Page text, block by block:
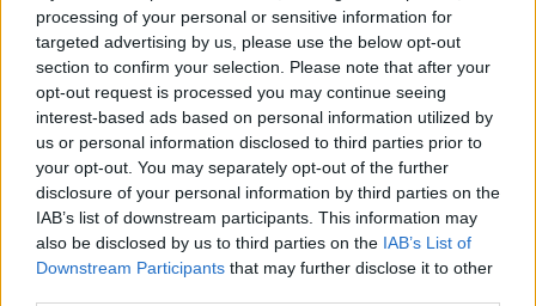
processing of your personal or sensitive information for
targeted advertising by us, please use the below opt-out
section to confirm your selection. Please note that after your
opt-out request is processed you may continue seeing
interest-based ads based on personal information utilized by
us or personal information disclosed to third parties prior to
your opt-out. You may separately opt-out of the further
disclosure of your personal information by third parties on the
IAB’s list of downstream participants. This information may
also be disclosed by us to third parties on the IAB’s List of
Downstream Participants that may further disclose it to other
ΑΠΟΛΛΩΝ ΞΗΡΟΚΑΜΠΙΟΥ - Α.Ε. ΔΗΜΟΥ
ΠΕΛΛΑΝΑΣ, ΔΗΜ. ΣΤ. ΦΑΡΙΔΟΣ -Ν. ΠΑΠΑΔΑΚΟΣ
(8/2-15:00)
ΛΕΩΝΙΔΑΣ ΣΠΑΡΤΗΣ - ΑΤΡΟΜΗΤΟΣ ΣΥΚΕΑΣ,
ΔΗΜΟΤΙΚΟ ΣΤΑΔΙΟ ΣΠΑΡΤΗΣ (8/2-15:00)